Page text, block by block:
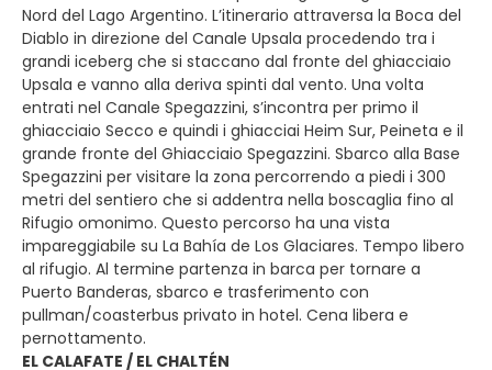
Nord del Lago Argentino. L’itinerario attraversa la Boca del
Diablo in direzione del Canale Upsala procedendo tra i
grandi iceberg che si staccano dal fronte del ghiacciaio
Upsala e vanno alla deriva spinti dal vento. Una volta
entrati nel Canale Spegazzini, s’incontra per primo il
ghiacciaio Secco e quindi i ghiacciai Heim Sur, Peineta e il
grande fronte del Ghiacciaio Spegazzini. Sbarco alla Base
Spegazzini per visitare la zona percorrendo a piedi i 300
metri del sentiero che si addentra nella boscaglia fino al
Rifugio omonimo. Questo percorso ha una vista
impareggiabile su La Bahía de Los Glaciares. Tempo libero
al rifugio. Al termine partenza in barca per tornare a
Puerto Banderas, sbarco e trasferimento con
pullman/coasterbus privato in hotel. Cena libera e
pernottamento.
EL CALAFATE / EL CHALTÉN